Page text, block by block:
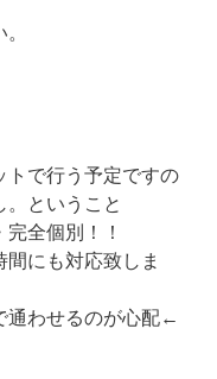
で行う予定ですの
。ということ
全個別！！
にも対応致しま
通わせるのが心配←